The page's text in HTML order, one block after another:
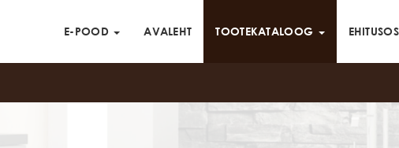
E-POOD AVALEHT TOOTEKATALOOG